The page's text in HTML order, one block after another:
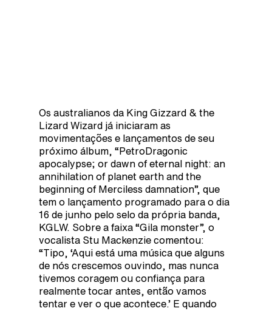
Os australianos da King Gizzard & the
Lizard Wizard já iniciaram as
movimentações e lançamentos de seu
próximo álbum, “PetroDragonic
apocalypse; or dawn of eternal night: an
annihilation of planet earth and the
beginning of Merciless damnation”, que
tem o lançamento programado para o dia
16 de junho pelo selo da própria banda,
KGLW. Sobre a faixa “Gila monster”, o
vocalista Stu Mackenzie comentou:
“Tipo, ‘Aqui está uma música que alguns
de nós crescemos ouvindo, mas nunca
tivemos coragem ou confiança para
realmente tocar antes, então vamos
tentar e ver o que acontece.’ E quando